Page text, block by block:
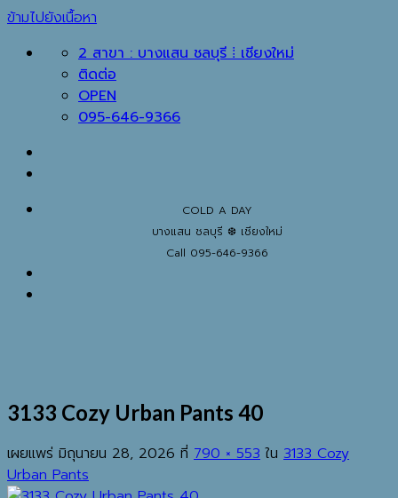
ข้ามไปยังเนื้อหา
2 สาขา : บางแสน ชลบุรี ⁞ เชียงใหม่
ติดต่อ
OPEN
095-646-9366
COLD A DAY
บางแสน ชลบุรี ❆ เชียงใหม่
Call 095-646-9366
3133 Cozy Urban Pants 40
เผยแพร่ มิถุนายน 28, 2026 ที่ 790 × 553 ใน 3133 Cozy
Urban Pants